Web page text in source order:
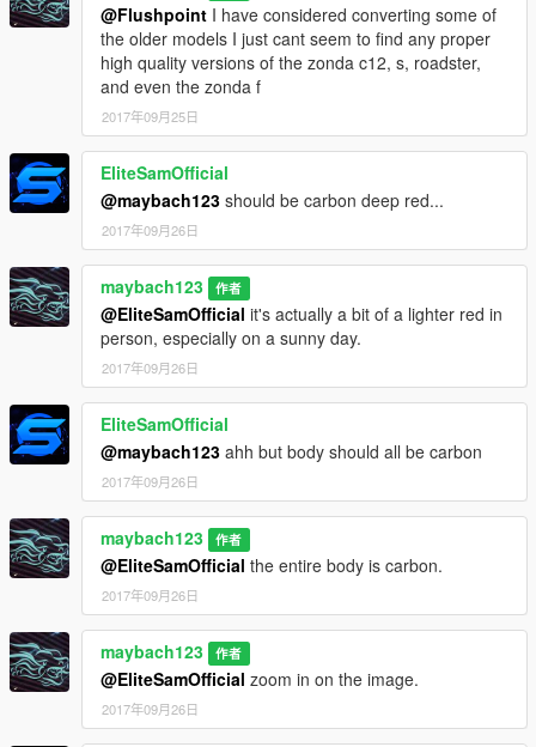
@Flushpoint I have considered converting some of
the older models I just cant seem to find any proper
high quality versions of the zonda c12, s, roadster,
and even the zonda f
2017年09月25日
EliteSamOfficial
@maybach123 should be carbon deep red...
2017年09月26日
maybach123 作者
@EliteSamOfficial it's actually a bit of a lighter red in
person, especially on a sunny day.
2017年09月26日
EliteSamOfficial
@maybach123 ahh but body should all be carbon
2017年09月26日
maybach123 作者
@EliteSamOfficial the entire body is carbon.
2017年09月26日
maybach123 作者
@EliteSamOfficial zoom in on the image.
2017年09月26日